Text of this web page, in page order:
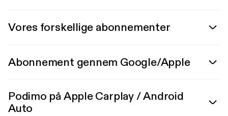
Vores forskellige abonnementer
Abonnement gennem Google/Apple
Podimo på Apple Carplay / Android
Auto